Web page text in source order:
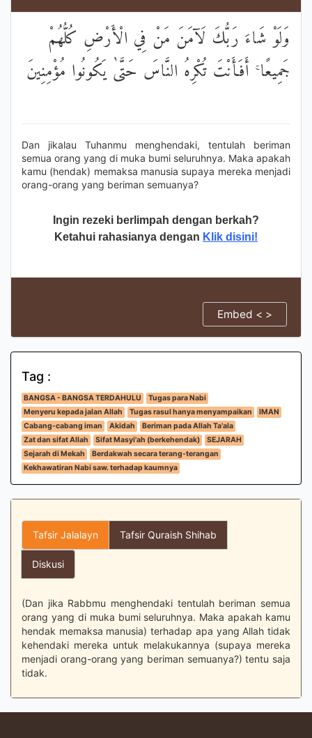
وَلَوْ شَاءَ رَبُّكَ لَآمَنَ مَنْ فِي الْأَرْضِ كُلُّهُمْ
جَمِيعًا ۚ أَفَأَنْتَ تُكْرِهُ النَّاسَ حَتَّىٰ يَكُونُوا مُؤْمِنِينَ
Dan jikalau Tuhanmu menghendaki, tentulah beriman
semua orang yang di muka bumi seluruhnya. Maka apakah
kamu (hendak) memaksa manusia supaya mereka menjadi
orang-orang yang beriman semuanya?
Ingin rezeki berlimpah dengan berkah?
Ketahui rahasianya dengan Klik disini!
Embed < >
Tag :
BANGSA - BANGSA TERDAHULU
Tugas para Nabi
Menyeru kepada jalan Allah
Tugas rasul hanya menyampaikan
IMAN
Cabang-cabang iman
Akidah
Beriman pada Allah Ta'ala
Zat dan sifat Allah
Sifat Masyi'ah (berkehendak)
SEJARAH
Sejarah di Mekah
Berdakwah secara terang-terangan
Kekhawatiran Nabi saw. terhadap kaumnya
Tafsir Jalalayn Tafsir Quraish Shihab
Diskusi
(Dan jika Rabbmu menghendaki tentulah beriman semua
orang yang di muka bumi seluruhnya. Maka apakah kamu
hendak memaksa manusia) terhadap apa yang Allah tidak
kehendaki mereka untuk melakukannya (supaya mereka
menjadi orang-orang yang beriman semuanya?) tentu saja
tidak.